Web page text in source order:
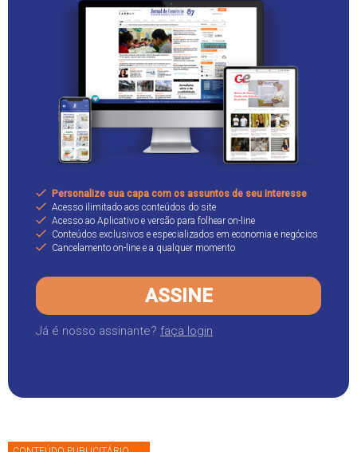
Personalize sua capa com os assuntos de seu interesse
Acesso ilimitado aos conteúdos do site
Acesso ao Aplicativo e versão para folhear on-line
Conteúdos exclusivos e especializados em economia e negócios
Cancelamento on-line e a qualquer momento
ASSINE
Já é nosso assinante? faça login